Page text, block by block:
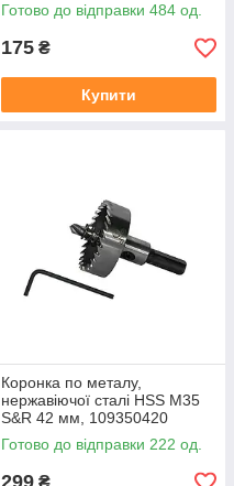
Готово до відправки 484 од.
175 ₴
Купити
Коронка по металу,
нержавіючої сталі HSS М35
S&R 42 мм, 109350420
Готово до відправки 222 од.
₴